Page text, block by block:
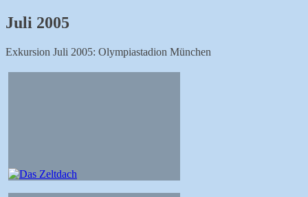
Juli 2005
Exkursion Juli 2005: Olympiastadion München